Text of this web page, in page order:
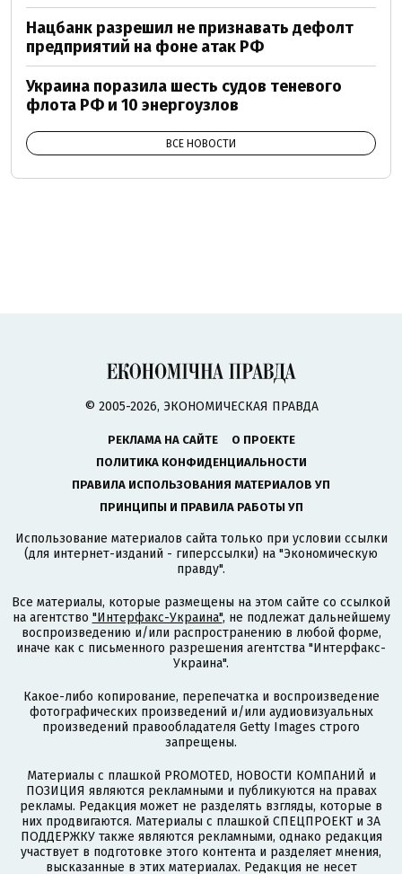
Нацбанк разрешил не признавать дефолт
предприятий на фоне атак РФ
Украина поразила шесть судов теневого
флота РФ и 10 энергоузлов
ВСЕ НОВОСТИ
© 2005-2026, ЭКОНОМИЧЕСКАЯ ПРАВДА
РЕКЛАМА НА САЙТЕ
О ПРОЕКТЕ
ПОЛИТИКА КОНФИДЕНЦИАЛЬНОСТИ
ПРАВИЛА ИСПОЛЬЗОВАНИЯ МАТЕРИАЛОВ УП
ПРИНЦИПЫ И ПРАВИЛА РАБОТЫ УП
Использование материалов сайта только при условии ссылки
(для интернет-изданий - гиперссылки) на "Экономическую
правду".
Все материалы, которые размещены на этом сайте со ссылкой
на агентство "Интерфакс-Украина", не подлежат дальнейшему
воспроизведению и/или распространению в любой форме,
иначе как с письменного разрешения агентства "Интерфакс-
Украина".
Какое-либо копирование, перепечатка и воспроизведение
фотографических произведений и/или аудиовизуальных
произведений правообладателя Getty Images строго
запрещены.
Материалы с плашкой PROMOTED, НОВОСТИ КОМПАНИЙ и
ПОЗИЦИЯ являются рекламными и публикуются на правах
рекламы. Редакция может не разделять взгляды, которые в
них продвигаются. Материалы с плашкой СПЕЦПРОЕКТ и ЗА
ПОДДЕРЖКУ также являются рекламными, однако редакция
участвует в подготовке этого контента и разделяет мнения,
высказанные в этих материалах. Редакция не несет